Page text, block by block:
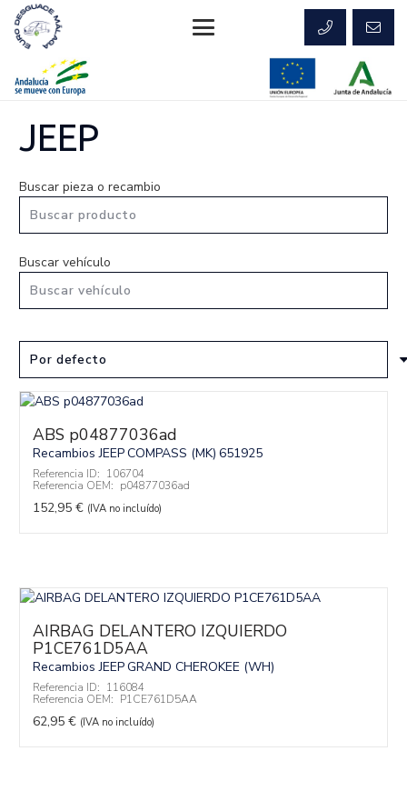
JEEP
Buscar pieza o recambio
Buscar vehículo
ABS p04877036ad
Recambios JEEPCOMPASS (MK) 651925
Referencia ID: 106704
Referencia OEM: p04877036ad
152,95 € (IVA no incluído)
AIRBAG DELANTERO IZQUIERDO
P1CE761D5AA
Recambios JEEPGRAND CHEROKEE (WH)
Referencia ID: 116084
Referencia OEM: P1CE761D5AA
62,95 € (IVA no incluído)